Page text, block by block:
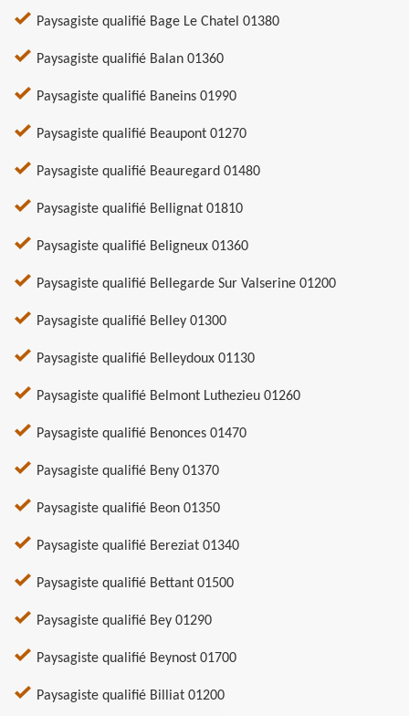
Paysagiste qualifié Bage Le Chatel 01380
Paysagiste qualifié Balan 01360
Paysagiste qualifié Baneins 01990
Paysagiste qualifié Beaupont 01270
Paysagiste qualifié Beauregard 01480
Paysagiste qualifié Bellignat 01810
Paysagiste qualifié Beligneux 01360
Paysagiste qualifié Bellegarde Sur Valserine 01200
Paysagiste qualifié Belley 01300
Paysagiste qualifié Belleydoux 01130
Paysagiste qualifié Belmont Luthezieu 01260
Paysagiste qualifié Benonces 01470
Paysagiste qualifié Beny 01370
Paysagiste qualifié Beon 01350
Paysagiste qualifié Bereziat 01340
Paysagiste qualifié Bettant 01500
Paysagiste qualifié Bey 01290
Paysagiste qualifié Beynost 01700
Paysagiste qualifié Billiat 01200